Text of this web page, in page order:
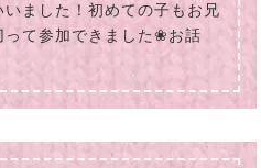
ました！初めての子もお兄
って参加できました❀お話